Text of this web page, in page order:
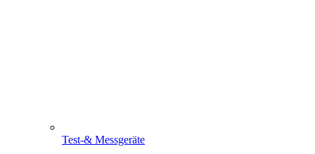
Test-& Messgeräte